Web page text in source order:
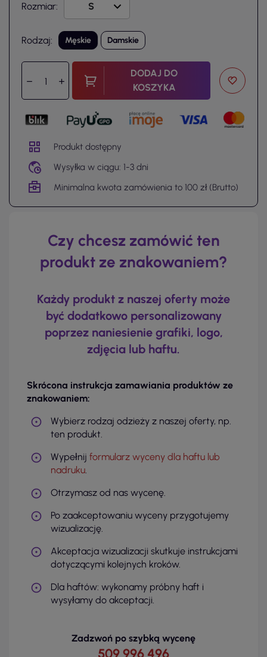
Rozmiar:
Rodzaj: Męskie Damskie
DODAJ DO
KOSZYKA
Produkt dostępny
Wysyłka w ciągu: 1-3 dni
Minimalna kwota zamówienia to 100 zł (Brutto)
Czy chcesz zamówić ten
produkt ze znakowaniem?
Każdy produkt z naszej oferty może
być dodatkowo personalizowany
poprzez naniesienie grafiki, logo,
zdjęcia lub haftu.
Skrócona instrukcja zamawiania produktów ze
znakowaniem:
Wybierz rodzaj odzieży z naszej oferty, np.
ten produkt.
Wypełnij formularz wyceny dla haftu lub
nadruku.
Otrzymasz od nas wycenę.
Po zaakceptowaniu wyceny przygotujemy
wizualizację.
Akceptacja wizualizacji skutkuje instrukcjami
dotyczącymi kolejnych kroków.
Dla haftów: wykonamy próbny haft i
wysyłamy do akceptacji.
Zadzwoń po szybką wycenę